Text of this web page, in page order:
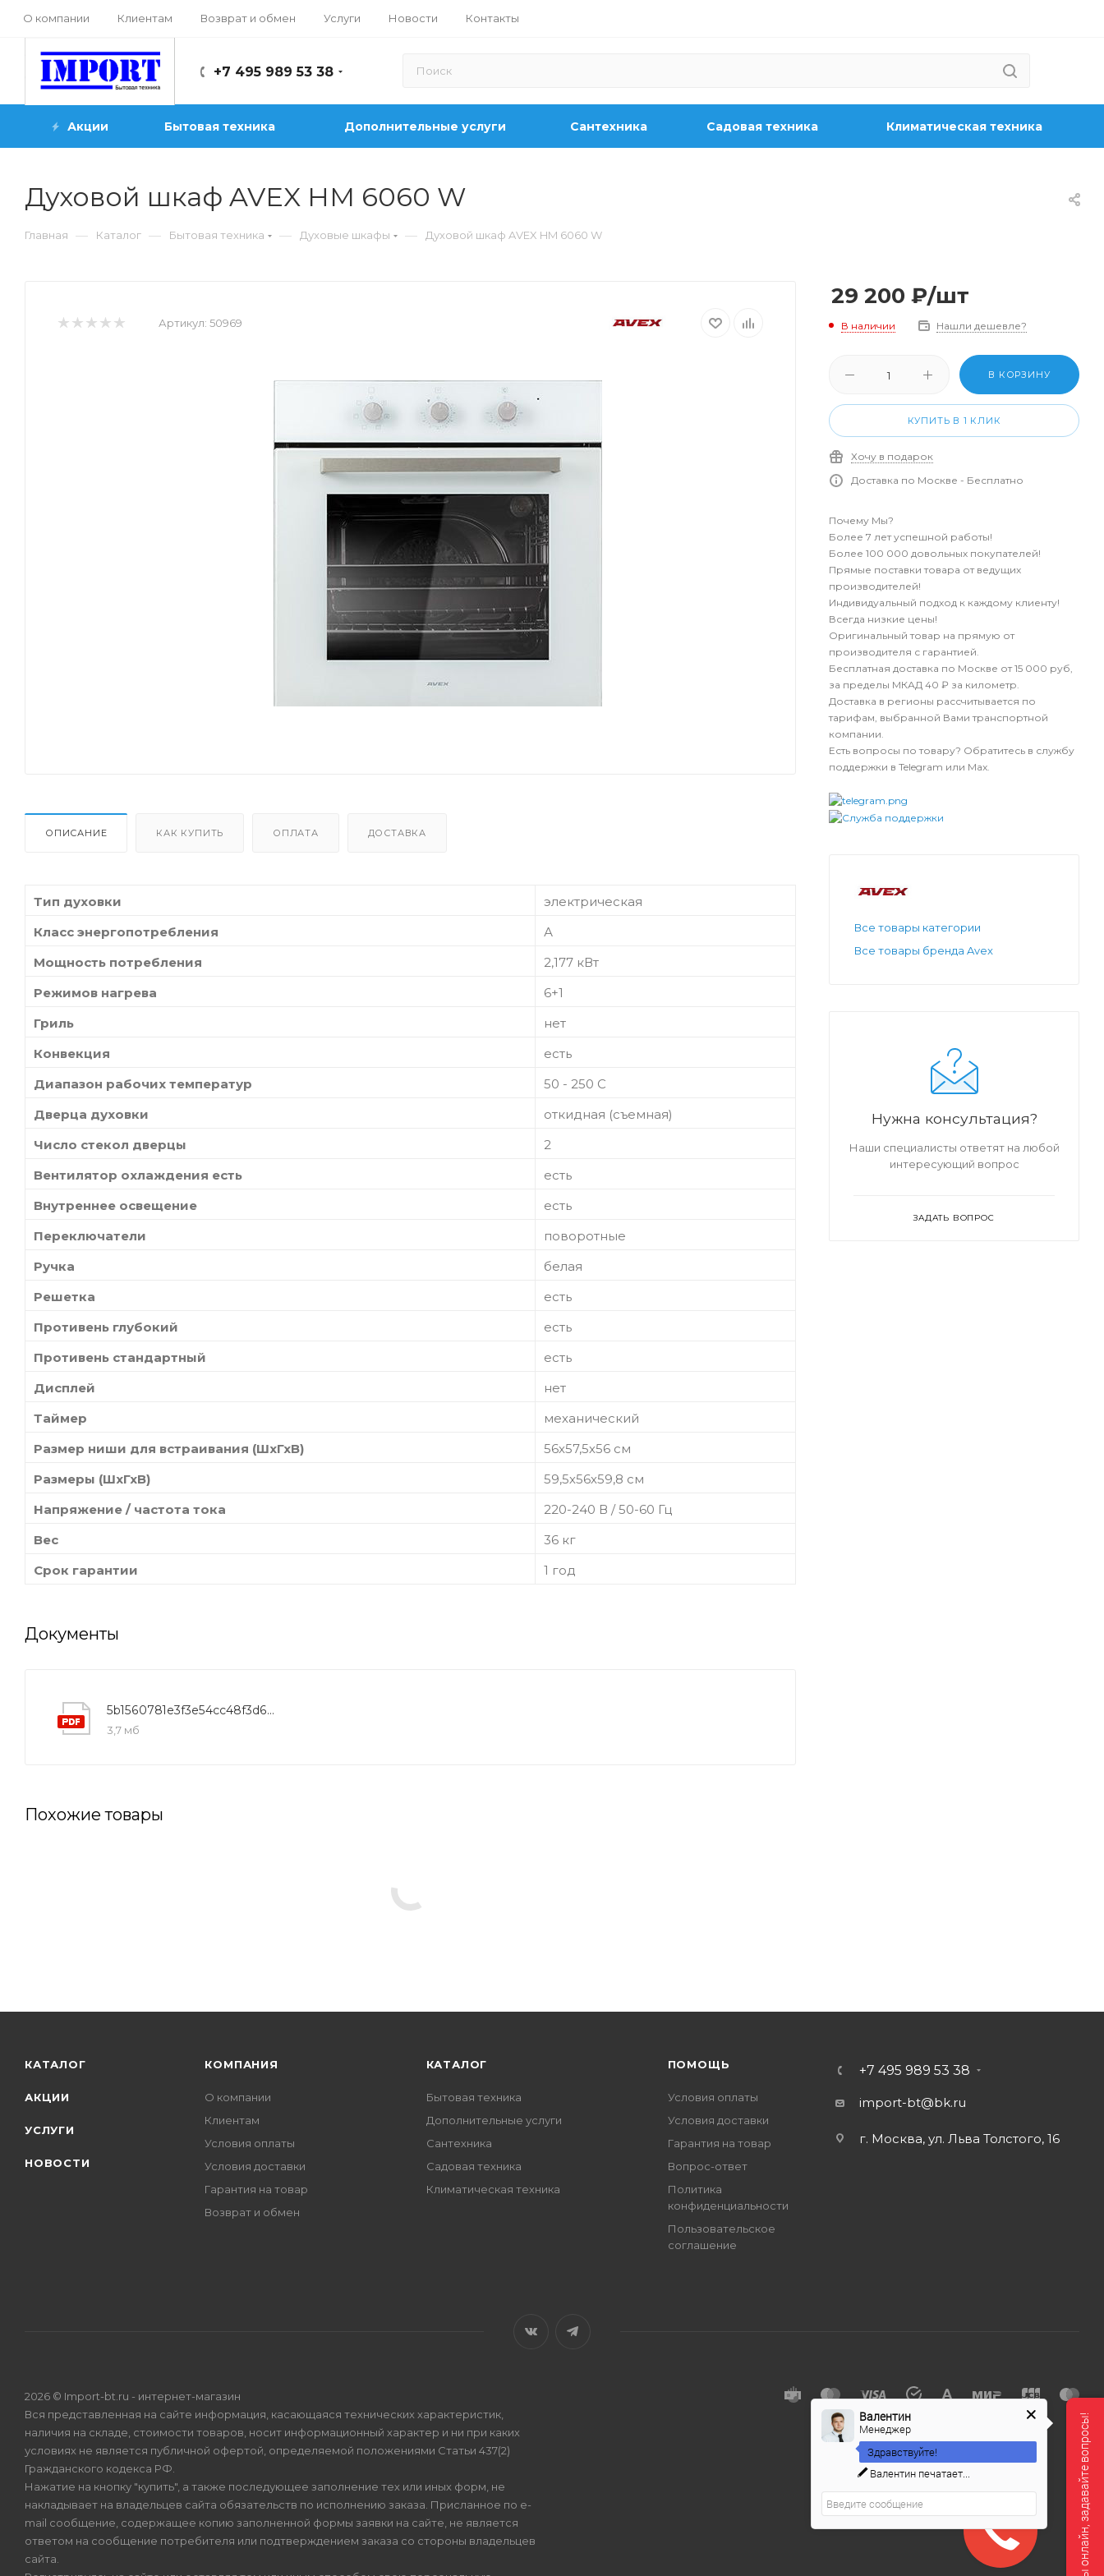
О компании Клиентам Возврат и обмен Услуги Новости Контакты
+7 495 989 53 38
Акции Бытовая техника Дополнительные услуги Сантехника Садовая техника Климатическая техника
Духовой шкаф AVEX HM 6060 W
Главная — Каталог — Бытовая техника — Духовые шкафы — Духовой шкаф AVEX HM 6060 W
Артикул: 50969
ОПИСАНИЕ КАК КУПИТЬ ОПЛАТА ДОСТАВКА
Тип духовки
электрическая
Класс энергопотребления
А
Мощность потребления
2,177 кВт
Режимов нагрева
6+1
Гриль
нет
Конвекция
есть
Диапазон рабочих температур
50 - 250 C
Дверца духовки
откидная (съемная)
Число стекол дверцы
2
Вентилятор охлаждения есть
есть
Внутреннее освещение
есть
Переключатели
поворотные
Ручка
белая
Решетка
есть
Противень глубокий
есть
Противень стандартный
есть
Дисплей
нет
Таймер
механический
Размер ниши для встраивания (ШхГхВ)
56х57,5х56 см
Размеры (ШхГхВ)
59,5х56х59,8 см
Напряжение / частота тока
220-240 В / 50-60 Гц
Вес
36 кг
Срок гарантии
1 год
Документы
5b1560781e3f3e54cc48f3d6f5ef1b4f
3,7 мб
Похожие товары
29 200 ₽/шт
В наличии Нашли дешевле?
В КОРЗИНУ
КУПИТЬ В 1 КЛИК
Хочу в подарок
Доставка по Москве - Бесплатно
Почему Мы?
Более 7 лет успешной работы!
Более 100 000 довольных покупателей!
Прямые поставки товара от ведущих
производителей!
Индивидуальный подход к каждому клиенту!
Всегда низкие цены!
Оригинальный товар на прямую от
производителя с гарантией.
Бесплатная доставка по Москве от 15 000 руб,
за пределы МКАД 40 ₽ за километр.
Доставка в регионы рассчитывается по
тарифам, выбранной Вами транспортной
компании.
Есть вопросы по товару? Обратитесь в службу
поддержки в Telegram или Max.
Все товары категории
Все товары бренда Avex
Нужна консультация?
Наши специалисты ответят на любой
интересующий вопрос
ЗАДАТЬ ВОПРОС
КАТАЛОГ
АКЦИИ
УСЛУГИ
НОВОСТИ
КОМПАНИЯ
О компании
Клиентам
Условия оплаты
Условия доставки
Гарантия на товар
Возврат и обмен
КАТАЛОГ
Бытовая техника
Дополнительные услуги
Сантехника
Садовая техника
Климатическая техника
ПОМОЩЬ
Условия оплаты
Условия доставки
Гарантия на товар
Вопрос-ответ
Политика
конфиденциальности
Пользовательское
соглашение
+7 495 989 53 38
import-bt@bk.ru
г. Москва, ул. Льва Толстого, 16
2026 © Import-bt.ru - интернет-магазин
Вся представленная на сайте информация, касающаяся технических характеристик,
наличия на складе, стоимости товаров, носит информационный характер и ни при каких
условиях не является публичной офертой, определяемой положениями Статьи 437(2)
Гражданского кодекса РФ.
Нажатие на кнопку "купить", а также последующее заполнение тех или иных форм, не
накладывает на владельцев сайта обязательств по исполнению заказа. Присланное по e-
mail сообщение, содержащее копию заполненной формы заявки на сайте, не является
ответом на сообщение потребителя или подтверждением заказа со стороны владельцев
сайта.
Мы онлайн, задавайте вопросы!
Валентин
Менеджер
Здравствуйте!
Валентин печатает...